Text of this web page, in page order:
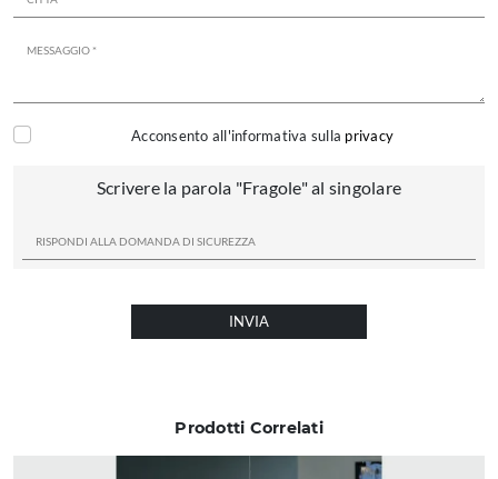
Prodotti Correlati
Acconsento all'informativa sulla privacy
Scrivere la parola "Fragole" al singolare
INVIA